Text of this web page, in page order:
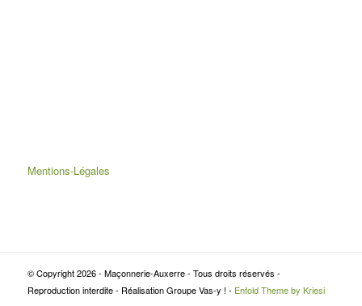
Mentions-Légales
© Copyright 2026 - Maçonnerie-Auxerre - Tous droits réservés -
Reproduction interdite - Réalisation Groupe Vas-y ! - Enfold Theme by Kriesi